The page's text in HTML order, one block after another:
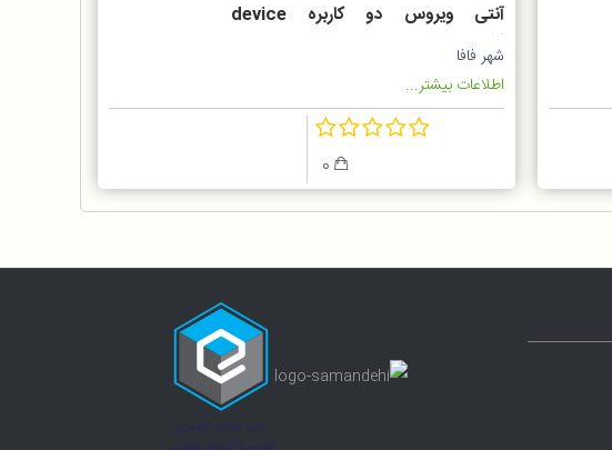
آنتی ویروس دو کاربره device
security nod 32
شهر فافا
اطلاعات بیشتر...